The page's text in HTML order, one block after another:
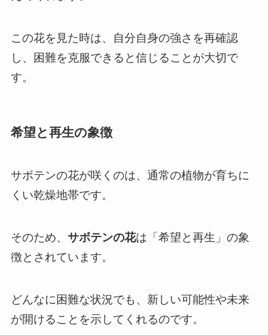
この花を見た時は、自分自身の強さを再確認
し、困難を克服できると信じることが大切で
す。
希望と再生の象徴
サボテンの花が咲くのは、通常の植物が育ちに
くい乾燥地帯です。
そのため、 サボテンの花は「希望と再生」の象
徴とされています。
どんなに困難な状況でも、新しい可能性や未来
が開けることを示してくれるのです。